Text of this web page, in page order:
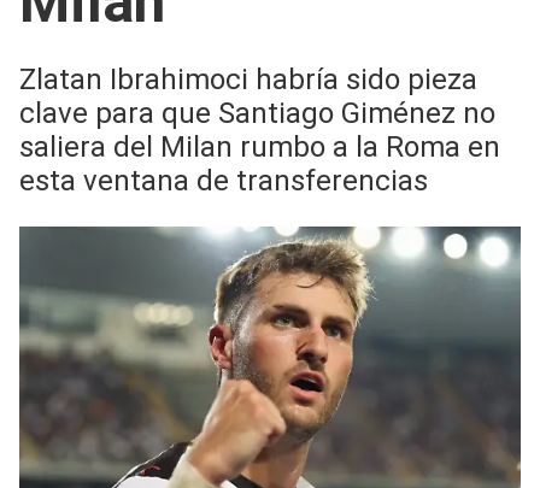
Zlatan Ibrahimoci habría sido pieza
clave para que Santiago Giménez no
saliera del Milan rumbo a la Roma en
esta ventana de transferencias